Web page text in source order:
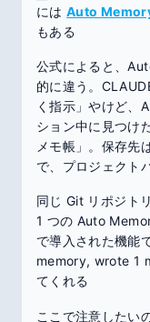
にはAuto
もある
公式によると、
的に違う。
く指示」やけど、
ション中に見つけ
メモ帳」。保存先
で、プロジェクト
同じ Git リポジト
1 つの Auto
で導入された機能
memory, wrote 1
てくれる
ここで注意したい